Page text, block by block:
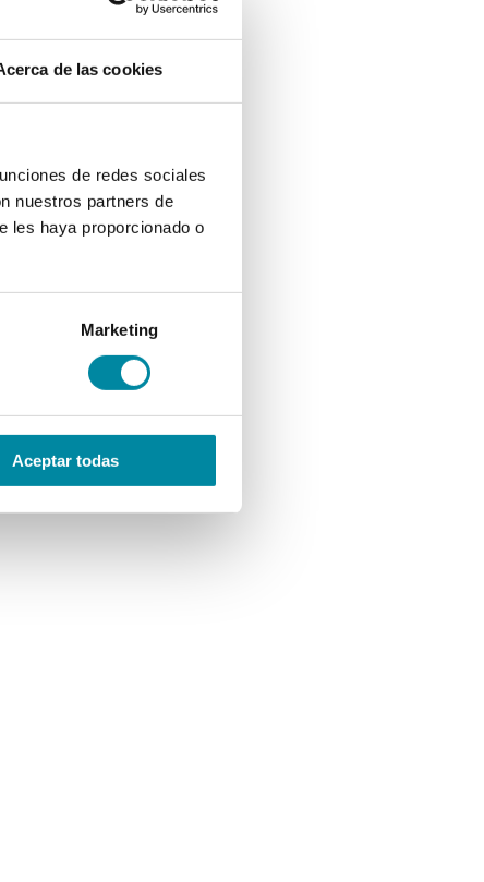
de las cookies
de redes sociales
nuestros partners de
les haya proporcionado o
Marketing
Aceptar todas